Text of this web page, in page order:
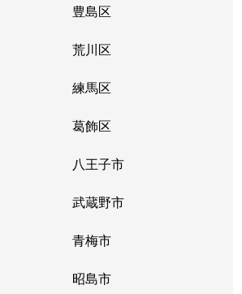
豊島区
荒川区
練馬区
葛飾区
八王子市
武蔵野市
青梅市
昭島市